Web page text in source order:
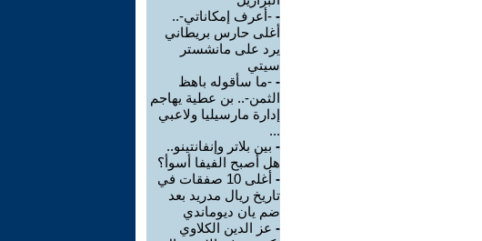
- -أعرف إمكاناتي-..
أغلى حارس بريطاني
يرد على مانشستر
سيتي
- -ما سأقوله باهظ
الثمن-.. بن عطية يهاجم
إدارة مارسيليا ولاعبي
...
- بين بلاتر وإنفانتينو..
هل أصبح الفيفا أسوأ؟
-
أغلى 10 صفقات في
تاريخ ريال مدريد بعد
ضم يان ديوماندي
- عز الدين الكلاوي